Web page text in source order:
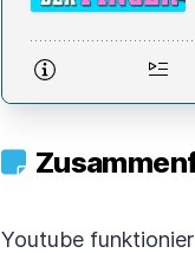
Youtube